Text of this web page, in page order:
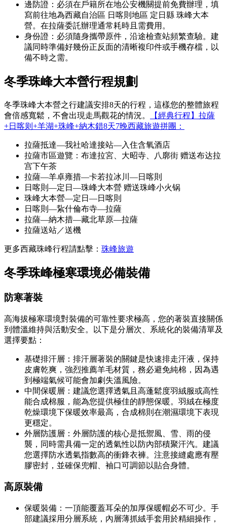
邊防證：必須在戶籍所在地公安機關提前免費辦理，填
寫前往地為西藏自治區 日喀則地區 定日縣 珠峰大本
營。在拉薩委託辦理通常耗時且需費用。
身份證：必須隨身攜帶原件，沿途檢查站頻繁查驗。建
議同時準備好幾份正反面的清晰複印件或手機存檔，以
備不時之需。
冬季珠峰大本營行程規劃
冬季珠峰大本營之行建議安排8天的行程，這樣您的整體旅程
會倍感寬鬆，不會出現走馬觀花的情況。
【經典行程】拉薩
+日喀则+羊湖+珠峰+納木錯8天7晚西藏旅遊拼團：
拉薩抵達—我社哈達接站—入住含氧酒店
拉薩市區遊覽：布達拉宮、大昭寺、八廓街 赠送布达拉
宫下午茶
拉薩—羊卓雍措—卡若拉冰川—日喀則
日喀則—定日—珠峰大本營 赠送珠峰小火锅
珠峰大本營—定日—日喀則
日喀則—紥什倫布寺—拉薩
拉薩—納木措—藏北草原—拉薩
拉薩送站／送機
更多西藏珠峰行程請點擊： 珠峰旅遊
冬季珠峰極寒環境必備裝備
防寒著裝
高海拔極寒環境對裝備的可靠性要求極高，您的著裝直接關係
到體溫維持與活動安全。以下是分層次、系統化的裝備清單及
選擇要點：
基礎排汗層：排汗層著裝的關鍵是快速排走汗液，保持
皮膚乾爽，強烈推薦羊毛材質，務必避免純棉，因為遇
到極端氣候可能會加劇失溫風險。
中間保暖層：建議您選擇透氣且高蓬鬆度羽絨服或高性
能合成棉服，能為您提供極佳的靜態保暖。羽絨在極度
乾燥環境下保暖效率最高，合成棉則在潮濕環境下表現
更穩定。
外層防護層：外層防護的核心是抵禦風、雪、雨的侵
襲，同時需具備一定的透氣性以防內部積聚汗汽。建議
您選擇防水透氣指數高的衝鋒衣褲。注意接縫處應有壓
膠密封，並確保兜帽、袖口可調節以貼合身體。
高原裝備
保暖裝備：一頂能覆蓋耳朵的加厚保暖帽必不可少。手
部建議採用分層系統，內層薄抓絨手套用於精細操作，